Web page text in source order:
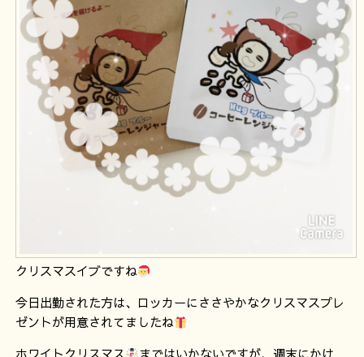
クリスマスイブですね
今日出勤された方は、ロッカーにささやかなクリスマスプレ
ゼントが用意されてましたね